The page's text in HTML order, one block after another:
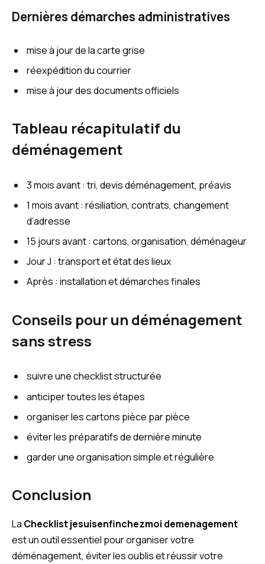
Dernières démarches administratives
mise à jour de la carte grise
réexpédition du courrier
mise à jour des documents officiels
Tableau récapitulatif du
déménagement
3 mois avant : tri, devis déménagement, préavis
1 mois avant : résiliation, contrats, changement
d’adresse
15 jours avant : cartons, organisation, déménageur
Jour J : transport et état des lieux
Après : installation et démarches finales
Conseils pour un déménagement
sans stress
suivre une checklist structurée
anticiper toutes les étapes
organiser les cartons pièce par pièce
éviter les préparatifs de dernière minute
garder une organisation simple et régulière
Conclusion
La Checklist jesuisenfinchezmoi demenagement
est un outil essentiel pour organiser votre
déménagement, éviter les oublis et réussir votre